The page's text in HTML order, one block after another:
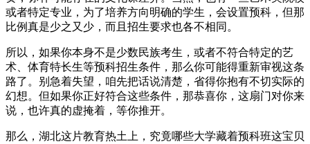
或者特定专业，为了培养方向明确的学生，会设置预科，但那
比例真是少之又少，而且招生要求也各不相同。
所以，如果你本身不是少数民族考生，或者不符合特定的艺
术、体育特长生等预科招生条件，那么你可能得重新审视这条
路了。别急着失望，咱先把话说清楚，省得你抱有不切实际的
幻想。但如果你正好符合这些条件，那恭喜你，这扇门对你来
说，也许真的虚掩着，等你推开。
那么，湖北这片教育热土上，究竟哪些大学藏着预科班这宝贝